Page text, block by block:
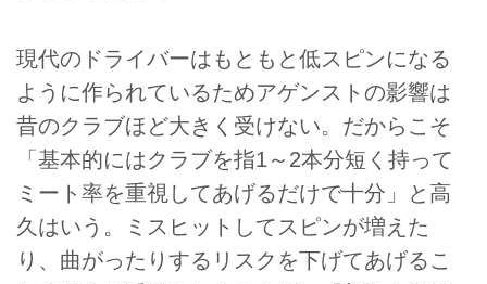
現代のドライバーはもともと低スピンになる
ように作られているためアゲンストの影響は
昔のクラブほど大きく受けない。だからこそ
「基本的にはクラブを指1～2本分短く持って
ミート率を重視してあげるだけで十分」と高
久はいう。ミスヒットしてスピンが増えた
り、曲がったりするリスクを下げてあげるこ